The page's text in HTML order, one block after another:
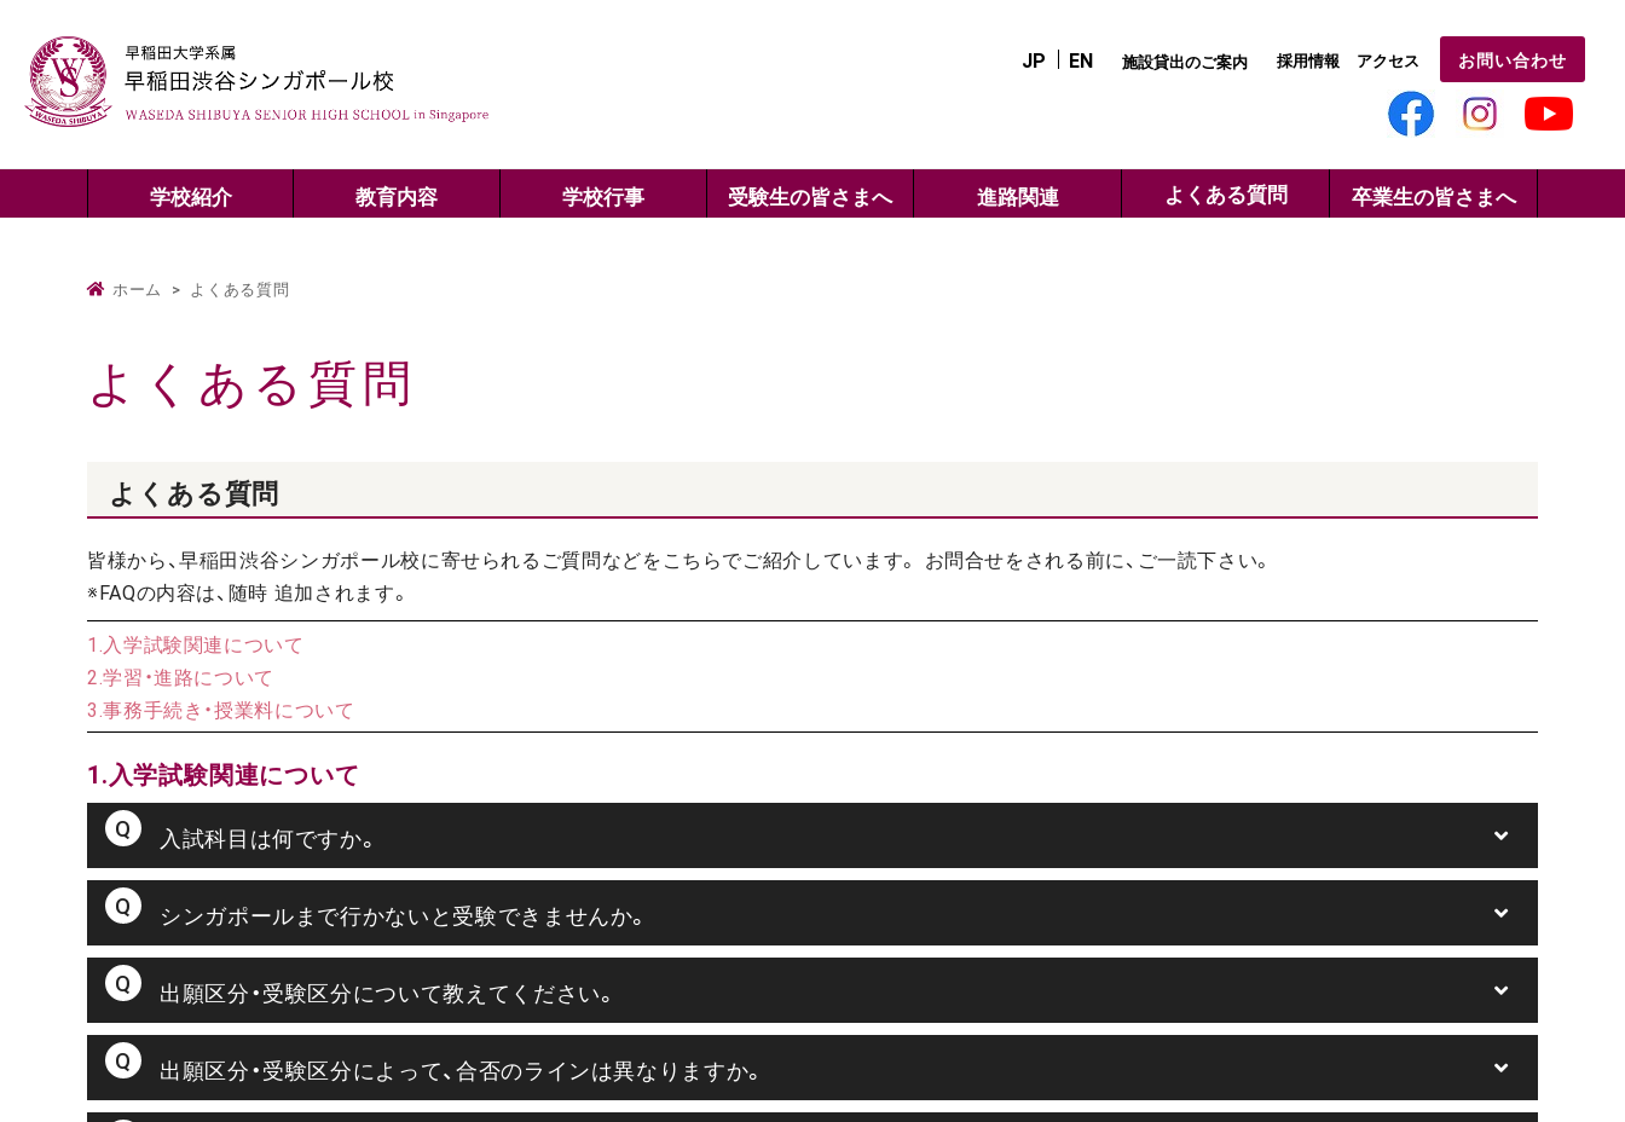
JP EN 施設貸出のご案内 採用情報 アクセス お問い合わせ
学校紹介 教育内容 学校行事 受験生の皆さまへ 進路関連 よくある質問 卒業生の皆さまへ
ホーム > よくある質問
よくある質問
よくある質問
皆様から、早稲田渋谷シンガポール校に寄せられるご質問などをこちらでご紹介しています。 お問合せをされる前に、ご一読下さい。
※FAQの内容は、随時 追加されます。
1.入学試験関連について
2.学習・進路について
3.事務手続き・授業料について
1.入学試験関連について
入試科目は何ですか。
シンガポールまで行かないと受験できませんか。
出願区分・受験区分について教えてください。
出願区分・受験区分によって、合否のラインは異なりますか。